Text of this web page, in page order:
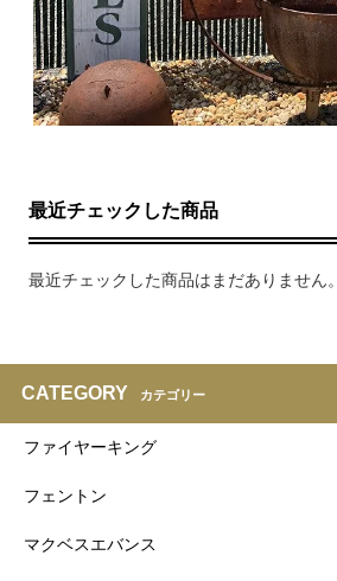
最近チェックした商品
最近チェックした商品はまだありません。
CATEGORY カテゴリー
ファイヤーキング
フェントン
マクベスエバンス